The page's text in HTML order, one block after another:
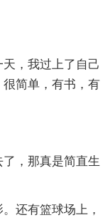
，我过上了自己
简单，有书，有
，那真是简直生
还有篮球场上，